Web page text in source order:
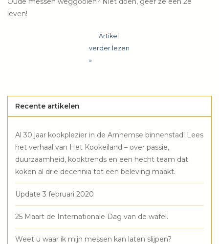
Wie zijn wij?
leven!
Artikel
verder lezen
»
Recente artikelen
Al 30 jaar kookplezier in de Arnhemse binnenstad! Lees
het verhaal van Het Kookeiland – over passie,
duurzaamheid, kooktrends en een hecht team dat
koken al drie decennia tot een beleving maakt.
Update 3 februari 2020
25 Maart de Internationale Dag van de wafel.
Weet u waar ik mijn messen kan laten slijpen?